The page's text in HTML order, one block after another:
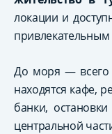
локации и
До моря — всего
находятся кафе,
банки,
центральной